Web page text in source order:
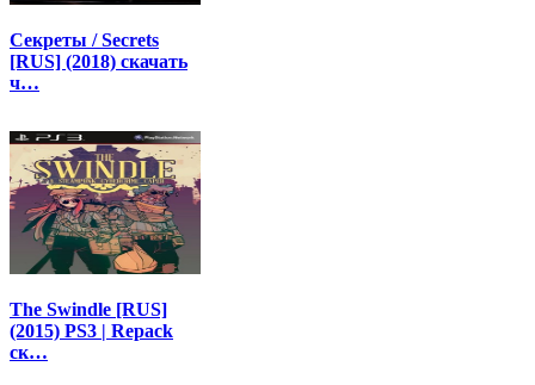
Секреты / Secrets
[RUS] (2018) скачать
ч…
The Swindle [RUS]
(2015) PS3 | Repack
ск…